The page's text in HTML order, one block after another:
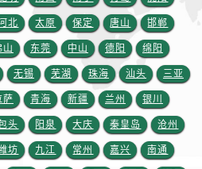
江西省九江市浔阳区浔阳路劳力士售后服务中心（需提前预约）
江西省南昌市红谷滩新区红谷中大道998号绿地双子塔（中央广场）A1座办公楼14层1407室劳力士售后服务中心（需提前预约）
江西省萍乡市安源区萍安北大道与康庄路交叉口劳力士售后服务中心（需提前预约）
江西省上饶市信州区滨江西路劳力士售后服务中心（需提前预约）
江西省新余市渝水区北湖西路劳力士售后服务中心（需提前预约）
江西省宜春市袁州区中山中路劳力士售后服务中心（需提前预约）
江西省鹰潭市月湖区胜利东路劳力士售后服务中心（需提前预约）
北 太原 保定 唐山 邯郸
山 东莞 中山 德阳 绵阳
无锡 芜湖 珠海 汕头 三亚
萨 青海 新疆 兰州 银川
头 阳泉 大庆 秦皇岛 沧州
坊 九江 常州 嘉兴 南通